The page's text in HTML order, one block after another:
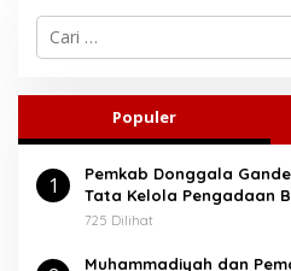
C
i
n
u
k
Populer
1
Pemkab Donggala
Tata Kelola Pengadaan
725 Dilihat
Muhammadiyah dan